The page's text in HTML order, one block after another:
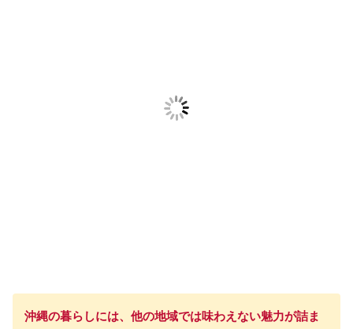
沖縄の暮らしには、他の地域では味わえない魅力が詰ま